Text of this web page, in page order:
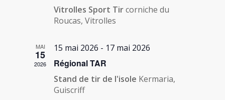
Vitrolles Sport Tircorniche du
Roucas, Vitrolles
MAI
15
2026
15 mai 2026 - 17 mai 2026
Régional TAR
Stand de tir de l'isole Kermaria,
Guiscriff